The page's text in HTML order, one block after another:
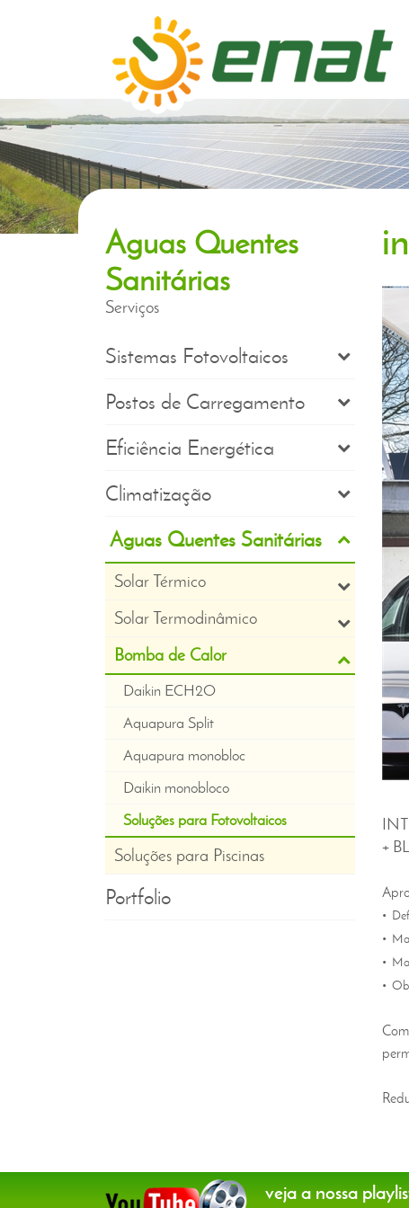
produza a sua
eletricidade
Águas Quentes
Sanitárias
Serviços
Sistemas Fotovoltaicos
Postos de Carregamento
Eficiência Energética
Climatização
Águas Quentes Sanitárias
Solar Térmico
Solar Termodinâmico
Bomba de Calor
Daikin ECH2O
Aquapura Split
Aquapura monobloc
Daikin monobloco
Soluções para Fotovoltaicos
Soluções para Piscinas
Portfolio
+
•
•
•
•
veja a nossa